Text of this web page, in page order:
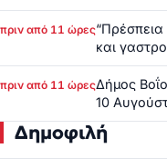
πριν από 11 ώρες
και
πριν από 11 ώρεςΔήμος
10
Δημοφιλή